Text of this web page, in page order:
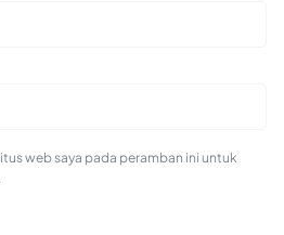
web saya pada peramban ini untuk